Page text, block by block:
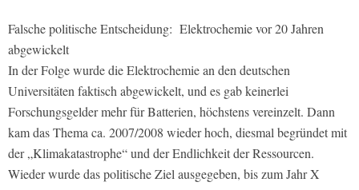
Falsche politische Entscheidung: Elektrochemie vor 20 Jahren
abgewickelt
In der Folge wurde die Elektrochemie an den deutschen
Universitäten faktisch abgewickelt, und es gab keinerlei
Forschungsgelder mehr für Batterien, höchstens vereinzelt. Dann
kam das Thema ca. 2007/2008 wieder hoch, diesmal begründet mit
der „Klimakatastrophe“ und der Endlichkeit der Ressourcen.
Wieder wurde das politische Ziel ausgegeben, bis zum Jahr X